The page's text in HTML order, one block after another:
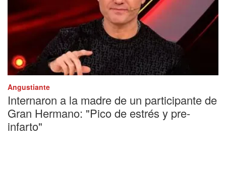
Angustiante
Internaron a la madre de un participante de
Gran Hermano: "Pico de estrés y pre-
infarto"